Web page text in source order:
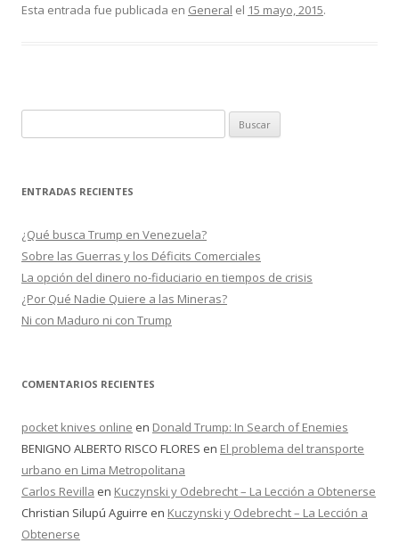
e
o
k
itt m
ti
r
Esta entrada fue publicada en General el 15 mayo, 2015.
u
c
:
ENTRADAS RECIENTES
¿Qué busca Trump en Venezuela?
Sobre las Guerras y los Déficits Comerciales
La opción del dinero no-fiduciario en tiempos de crisis
¿Por Qué Nadie Quiere a las Mineras?
Ni con Maduro ni con Trump
COMENTARIOS RECIENTES
pocket knives online en Donald Trump: In Search of Enemies
BENIGNO ALBERTO RISCO FLORES en El problema del transporte
urbano en Lima Metropolitana
Carlos Revilla en Kuczynski y Odebrecht – La Lección a Obtenerse
Christian Silupú Aguirre en Kuczynski y Odebrecht – La Lección a
Obtenerse